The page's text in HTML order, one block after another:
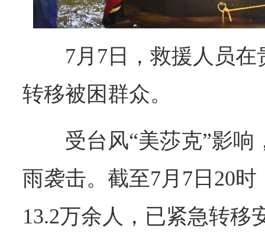
7月7日，救援人员
转移被困群众。
受台风“美莎克”影
雨袭击。截至7月7日20
13.2万余人，已紧急转移